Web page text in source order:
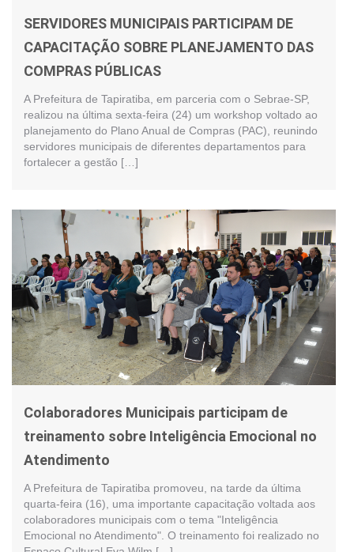
SERVIDORES MUNICIPAIS PARTICIPAM DE
CAPACITAÇÃO SOBRE PLANEJAMENTO DAS
COMPRAS PÚBLICAS
A Prefeitura de Tapiratiba, em parceria com o Sebrae-SP,
realizou na última sexta-feira (24) um workshop voltado ao
planejamento do Plano Anual de Compras (PAC), reunindo
servidores municipais de diferentes departamentos para
fortalecer a gestão […]
Colaboradores Municipais participam de
treinamento sobre Inteligência Emocional no
Atendimento
A Prefeitura de Tapiratiba promoveu, na tarde da última
quarta-feira (16), uma importante capacitação voltada aos
colaboradores municipais com o tema "Inteligência
Emocional no Atendimento". O treinamento foi realizado no